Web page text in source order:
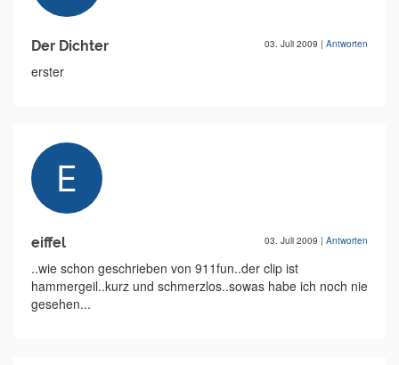
Der Dichter 03. Juli 2009 | Antworten
erster
eiffel 03. Juli 2009 | Antworten
..wie schon geschrieben von 911fun..der clip ist
hammergeil..kurz und schmerzlos..sowas habe ich noch nie
gesehen...